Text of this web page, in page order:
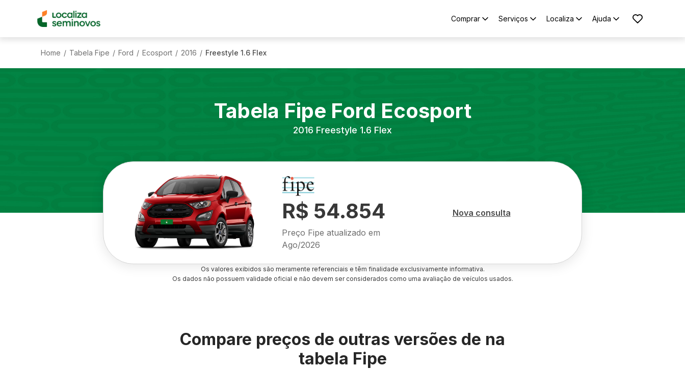
Comprar Serviços Localiza Ajuda
Home / Tabela Fipe / Ford / Ecosport / 2016 / Freestyle 1.6 Flex
Tabela Fipe Ford Ecosport
2016 Freestyle 1.6 Flex
R$ 54.854
Preço Fipe atualizado em
Ago/2026
Nova consulta
Os valores exibidos são meramente referenciais e têm finalidade exclusivamente informativa.
Os dados não possuem validade oficial e não devem ser considerados como uma avaliação de veículos usados.
Compare preços de outras versões de na
tabela Fipe